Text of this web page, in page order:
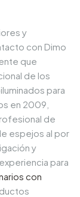
y
con Dimo
que
de los
para
en 2009,
de
espejos al por
y
para
con